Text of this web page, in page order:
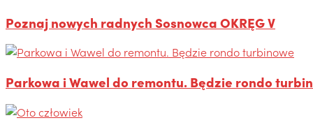
Poznaj nowych radnych Sosnowca OKRĘG V
Parkowa i Wawel do remontu. Będzie rondo